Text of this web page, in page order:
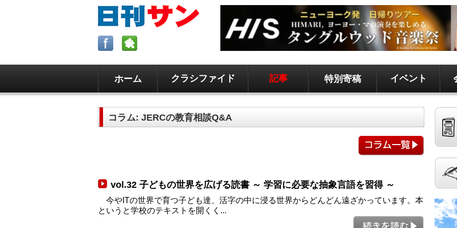
ホーム クラシファイド 記事 特別寄稿 イベント
ロサンゼルスの求人、クラシファイド、地元情報など
日刊サンはロサンゼルスの日本語新聞です。 記事は毎日更新、求人、クラシファイドは
毎週木曜5時更新。
コラム: JERCの教育相談Q&A
vol.32 子どもの世界を広げる読書 ～ 学習に必要な抽象言語を習得 ～
今やITの世界で育つ子ども達、活字の中に浸る世界からどんどん遠ざかっています。本
というと学校のテキストを開くく...